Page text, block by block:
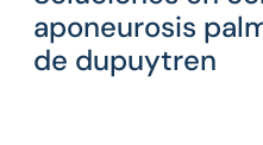
aponeurosis
de dupuytren